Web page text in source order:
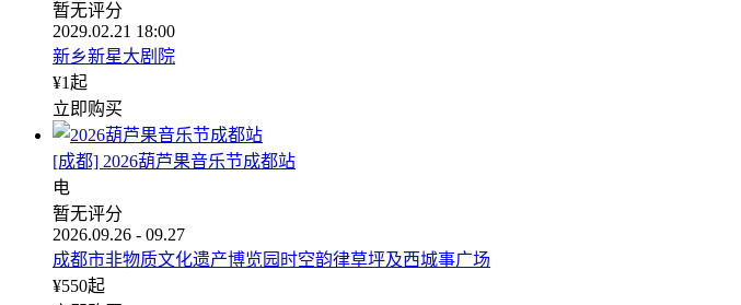
暂无评分
2029.02.21 18:00
新乡新星大剧院
¥1起
立即购买
[成都] 2026葫芦果音乐节成都站
电
暂无评分
2026.09.26 - 09.27
成都市非物质文化遗产博览园时空韵律草坪及西城事广场
¥550起